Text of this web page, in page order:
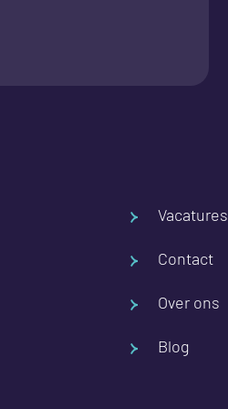
Vacatures
Contact
Over ons
Blog